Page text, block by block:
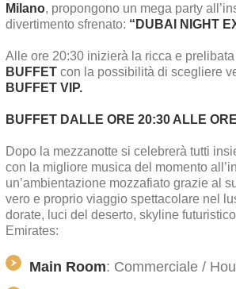
Milano, propongono un mega party
divertimento sfrenato: “DUBAI NIGHT
Alle ore 20:30 inizierà la ricca e prelibata
BUFFET con la possibilità di scegliere
BUFFET VIP.
BUFFET DALLE ORE 20:30 ALLE
Dopo la mezzanotte si celebrerà tutti
con la migliore musica del momento
un’ambientazione mozzafiato grazie al
vero e proprio viaggio spettacolare nel
dorate, luci del deserto, skyline
Emirates:
Main Room: Commerciale /